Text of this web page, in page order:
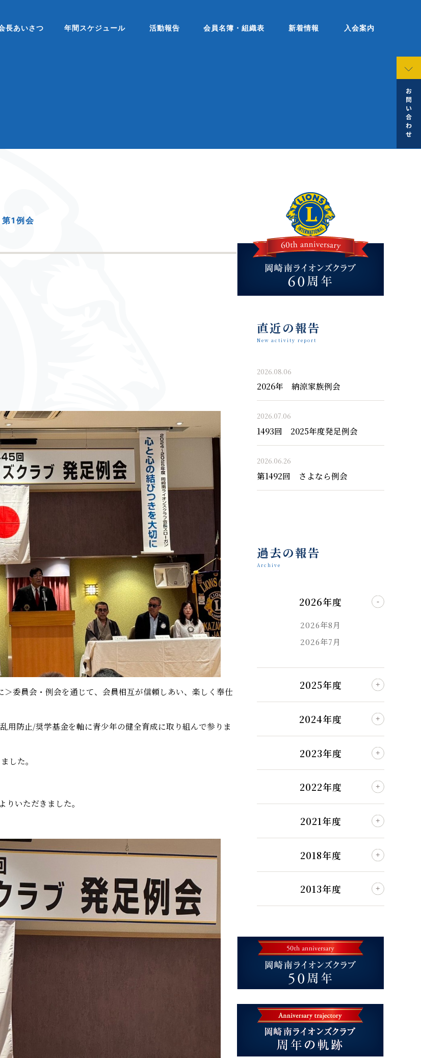
長あいさつ 年間スケジュール 活動報告 会員名簿・組織表 新着情報 入会案内
1例会
委員会・例会を通じて、会員相互が信頼しあい、楽しく奉仕
防止/奨学基金を軸に青少年の健全育成に取り組んで参りま
した。
いただきました。
直近の報告
New activity report
2026.08.06
2026年 納涼家族例会
2026.07.06
1493回 2025年度発足例会
2026.06.26
第1492回 さよなら例会
過去の報告
Archive
2026年度
2026年8月
2026年7月
2025年度
2024年度
2023年度
2022年度
2021年度
2018年度
2013年度